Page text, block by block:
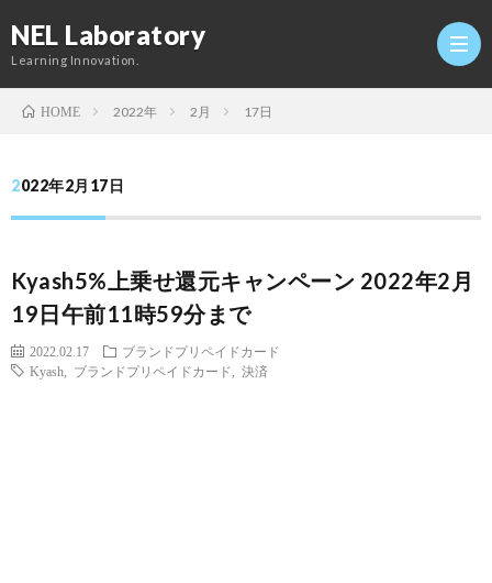
NEL Laboratory
Learning Innovation.
研
究
HOME 2022年 2月 17日
2022年2月17日
Kyash5%上乗せ還元キャンペーン 2022年2月
19日午前11時59分まで
2022.02.17
ブランドプリペイドカード
Kyash
ブランドプリペイドカード 決済